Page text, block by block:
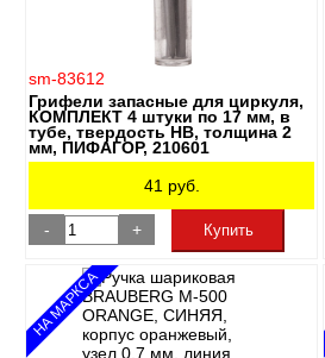
sm-83612
Грифели запасные для циркуля,
КОМПЛЕКТ 4 штуки по 17 мм, в
тубе, твердость HB, толщина 2
мм, ПИФАГОР, 210601
41 руб.
- + Купить
НА МАРКСА